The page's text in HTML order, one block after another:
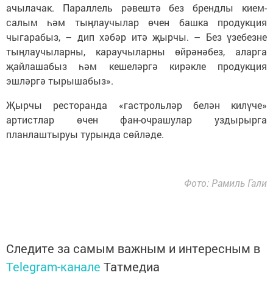
ачылачак. Параллель рәвештә без брендлы кием-
салым һәм тыңлаучылар өчен башка продукция
чыгарабыз, – дип хәбәр итә җырчы. – Без үзебезне
тыңлаучыларны, караучыларны өйрәнәбез, аларга
җайлашабыз һәм кешеләргә кирәкле продукция
эшләргә тырышабыз».
Җырчы ресторанда «гастрольләр белән килүче»
артистлар өчен фан-очрашулар уздырырга
планлаштыруы турында сөйләде.
Фото: Рамиль Гали
Следите за самым важным и интересным в
Telegram-канале Татмедиа